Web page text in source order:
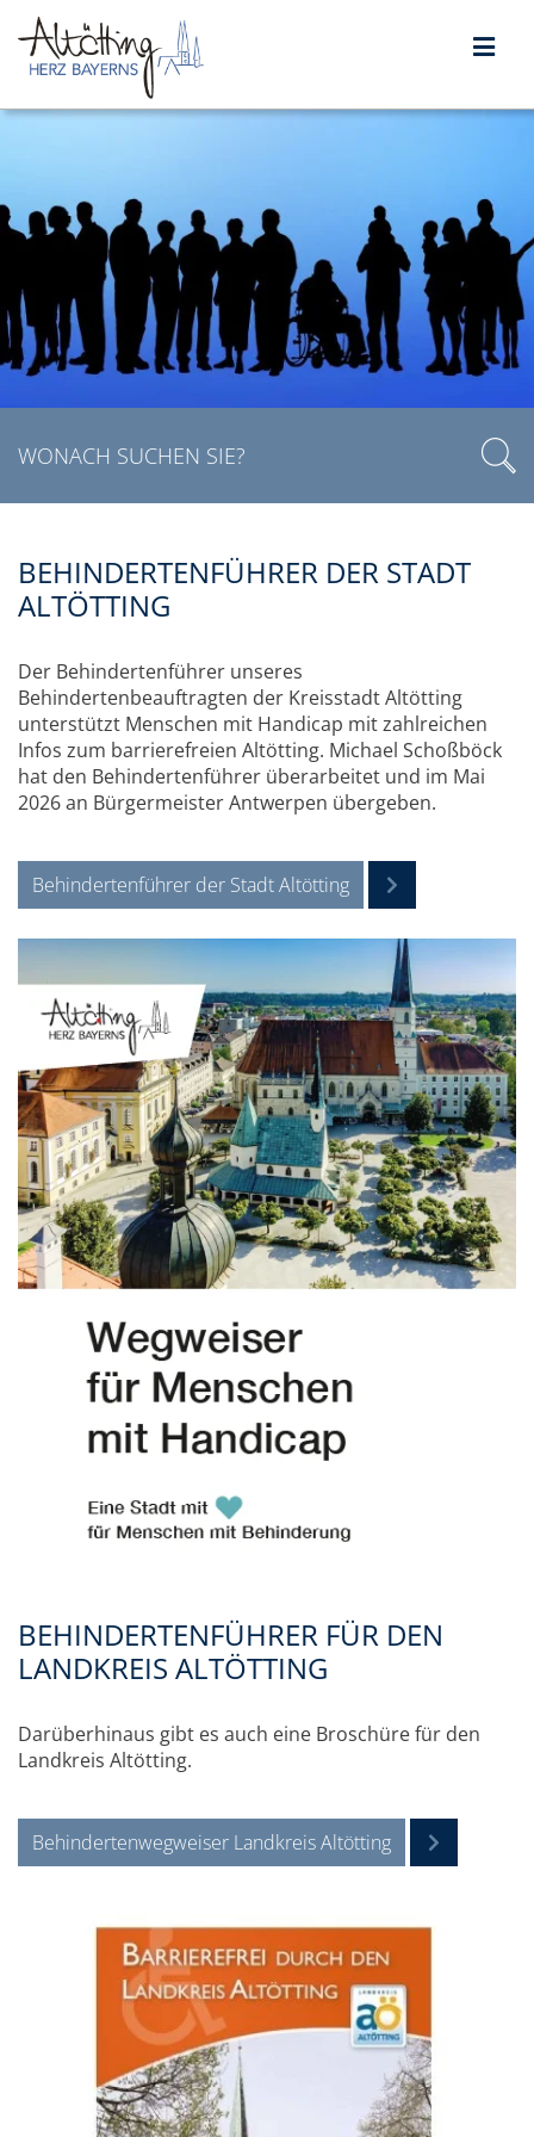
BEHINDERTENFÜHRER DER STADT
ALTÖTTING
Der Behindertenführer unseres
Behindertenbeauftragten der Kreisstadt Altötting
unterstützt Menschen mit Handicap mit zahlreichen
Infos zum barrierefreien Altötting. Michael Schoßböck
hat den Behindertenführer überarbeitet und im Mai
2026 an Bürgermeister Antwerpen übergeben.
Behindertenführer der Stadt Altötting
BEHINDERTENFÜHRER FÜR DEN
LANDKREIS ALTÖTTING
Darüberhinaus gibt es auch eine Broschüre für den
Landkreis Altötting.
Behindertenwegweiser Landkreis Altötting